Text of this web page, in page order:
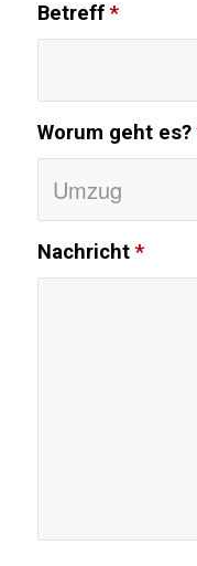
Betreff*
Worum geht es?
Nachricht*